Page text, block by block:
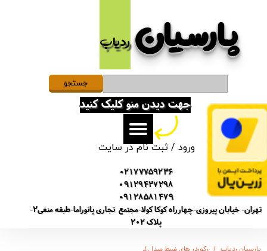
پارسیان​​​​​​​ردیاب
ورود /ثبت نام در سایت
حساب کاربری من
تغییر گذر واژه
سفارشات
خروج از حساب کاربری
02177759236
09129437298
09128581479
تهران- خیابان پیروزی-چهارراه کوکا کولا-مجتمع تجاری پانوراما-طبقه منفی2-
پلاک 202
جهت دیدن منو کلیک کنید
جستجو